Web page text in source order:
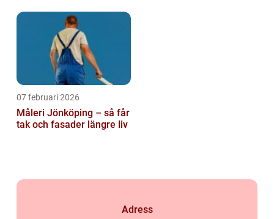
07 februari 2026
Måleri Jönköping – så får
tak och fasader längre liv
Adress